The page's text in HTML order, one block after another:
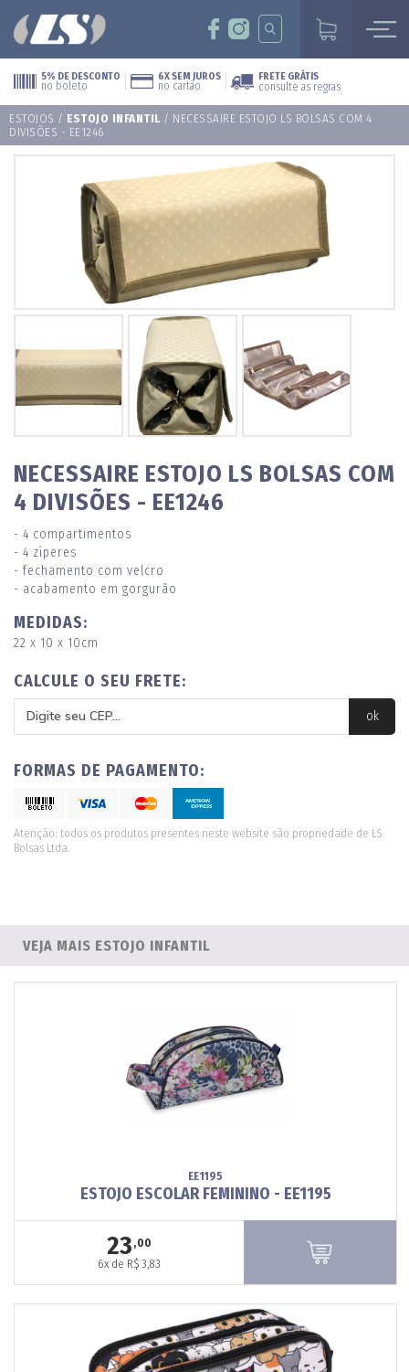
5% DE DESCONTO
no boleto
6X SEM JUROS
no cartão
FRETE GRÁTIS
consulte as regras
ESTOJOS / ESTOJO INFANTIL / NECESSAIRE ESTOJO LS BOLSAS COM 4
DIVISÕES - EE1246
NECESSAIRE ESTOJO LS BOLSAS COM
4 DIVISÕES - EE1246
- 4 compartimentos
- 4 zíperes
- fechamento com velcro
- acabamento em gorgurão
MEDIDAS:
22 x 10 x 10cm
CALCULE O SEU FRETE:
FORMAS DE PAGAMENTO:
Atenção: todos os produtos presentes neste website são propriedade de LS
Bolsas Ltda.
VEJA MAIS ESTOJO INFANTIL
EE1195
ESTOJO ESCOLAR FEMININO - EE1195
23 ,00
6x de R$ 3,83